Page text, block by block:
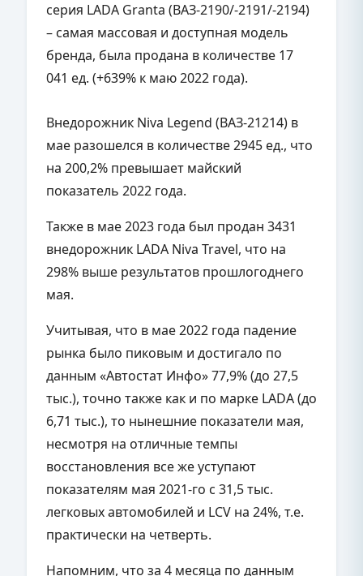
серия LADA Granta (ВАЗ-2190/-2191/-2194)
– самая массовая и доступная модель
бренда, была продана в количестве 17
041 ед. (+639% к маю 2022 года).
Внедорожник Niva Legend (ВАЗ-21214) в
мае разошелся в количестве 2945 ед., что
на 200,2% превышает майский
показатель 2022 года.
Также в мае 2023 года был продан 3431
внедорожник LADA Niva Travel, что на
298% выше результатов прошлогоднего
мая.
Учитывая, что в мае 2022 года падение
рынка было пиковым и достигало по
данным «Автостат Инфо» 77,9% (до 27,5
тыс.), точно также как и по марке LADA (до
6,71 тыс.), то нынешние показатели мая,
несмотря на отличные темпы
восстановления все же уступают
показателям мая 2021-го с 31,5 тыс.
легковых автомобилей и LCV на 24%, т.е.
практически на четверть.
Напомним, что за 4 месяца по данным